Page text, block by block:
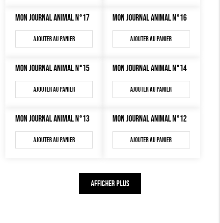
BD / ILLUSTRÉS
BADGES
MON JOURNAL ANIMAL N°17
Ajouter au panier
MON JOURNAL ANIMAL N°16
Ajouter au panier
MON JOURNAL ANIMAL N°15
Ajouter au panier
MON JOURNAL ANIMAL N°14
Ajouter au panier
MON JOURNAL ANIMAL N°13
Ajouter au panier
MON JOURNAL ANIMAL N°12
Ajouter au panier
AFFICHER PLUS